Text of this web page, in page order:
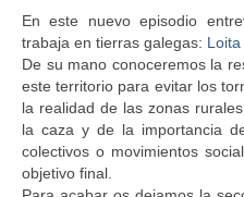
En este nuevo episodio
trabaja en tierras galegas:
De su mano conoceremos la
este territorio para evitar los
la realidad de las zonas
la caza y de la importancia
colectivos o movimientos
objetivo final.